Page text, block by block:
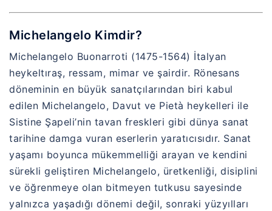
Michelangelo Kimdir?
Michelangelo Buonarroti (1475-1564) İtalyan
heykeltıraş, ressam, mimar ve şairdir. Rönesans
döneminin en büyük sanatçılarından biri kabul
edilen Michelangelo, Davut ve Pietà heykelleri ile
Sistine Şapeli’nin tavan freskleri gibi dünya sanat
tarihine damga vuran eserlerin yaratıcısıdır. Sanat
yaşamı boyunca mükemmelliği arayan ve kendini
sürekli geliştiren Michelangelo, üretkenliği, disiplini
ve öğrenmeye olan bitmeyen tutkusu sayesinde
yalnızca yaşadığı dönemi değil, sonraki yüzyılları